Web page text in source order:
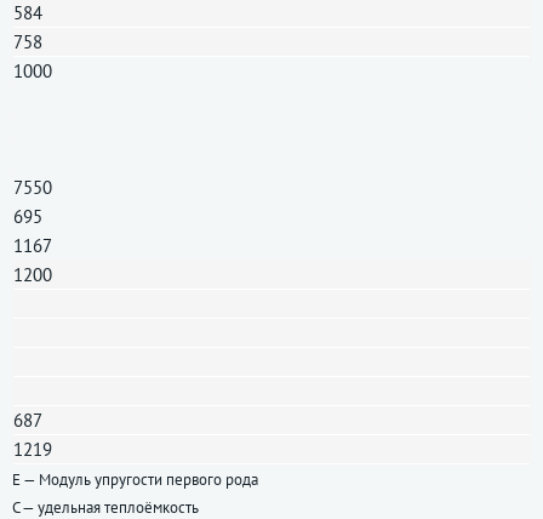
584
758
1000
7550
695
1167
1200
687
1219
E — Модуль упругости первого рода
C — удельная теплоёмкость